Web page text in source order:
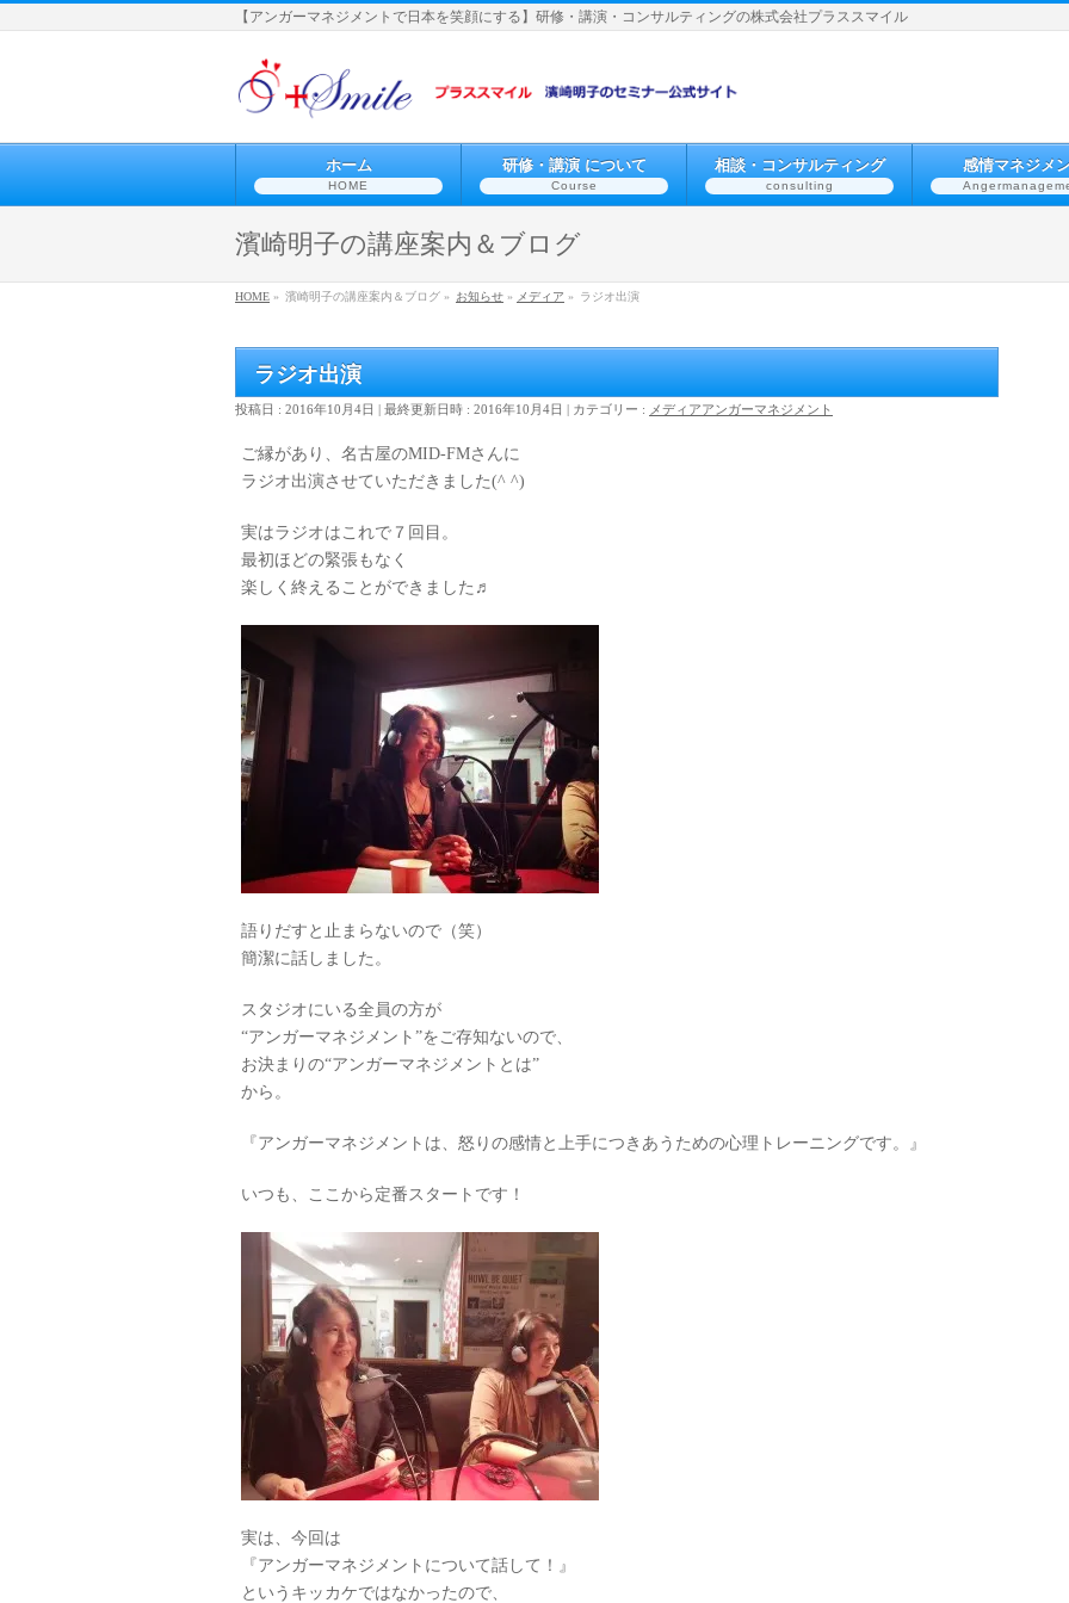
【アンガーマネジメントで日本を笑顔にする】研修・講演・コンサルティングの株式会社プラススマイル
ホーム
HOME
研修・講演 について
Course
相談・コンサルティング
consulting
感情マネジメ
濱崎明子の講座案内＆ブログ
HOME » 濱崎明子の講座案内＆ブログ » お知らせ » メディア » ラジオ出演
ラジオ出演
投稿日 : 2016年10月4日 最終更新日時 : 2016年10月4日 カテゴリー : メディアアンガーマネジメント
ご縁があり、名古屋のMID-FMさんに
ラジオ出演させていただきました(^ ^)
実はラジオはこれで７回目。
最初ほどの緊張もなく
楽しく終えることができました♬
語りだすと止まらないので（笑）
簡潔に話しました。
スタジオにいる全員の方が
“アンガーマネジメント”をご存知ないので、
お決まりの“アンガーマネジメントとは”
から。
『アンガーマネジメントは、怒りの感情と上手につきあうための心理トレーニングです。』
いつも、ここから定番スタートです！
実は、今回は
『アンガーマネジメントについて話して！』
というキッカケではなかったので、